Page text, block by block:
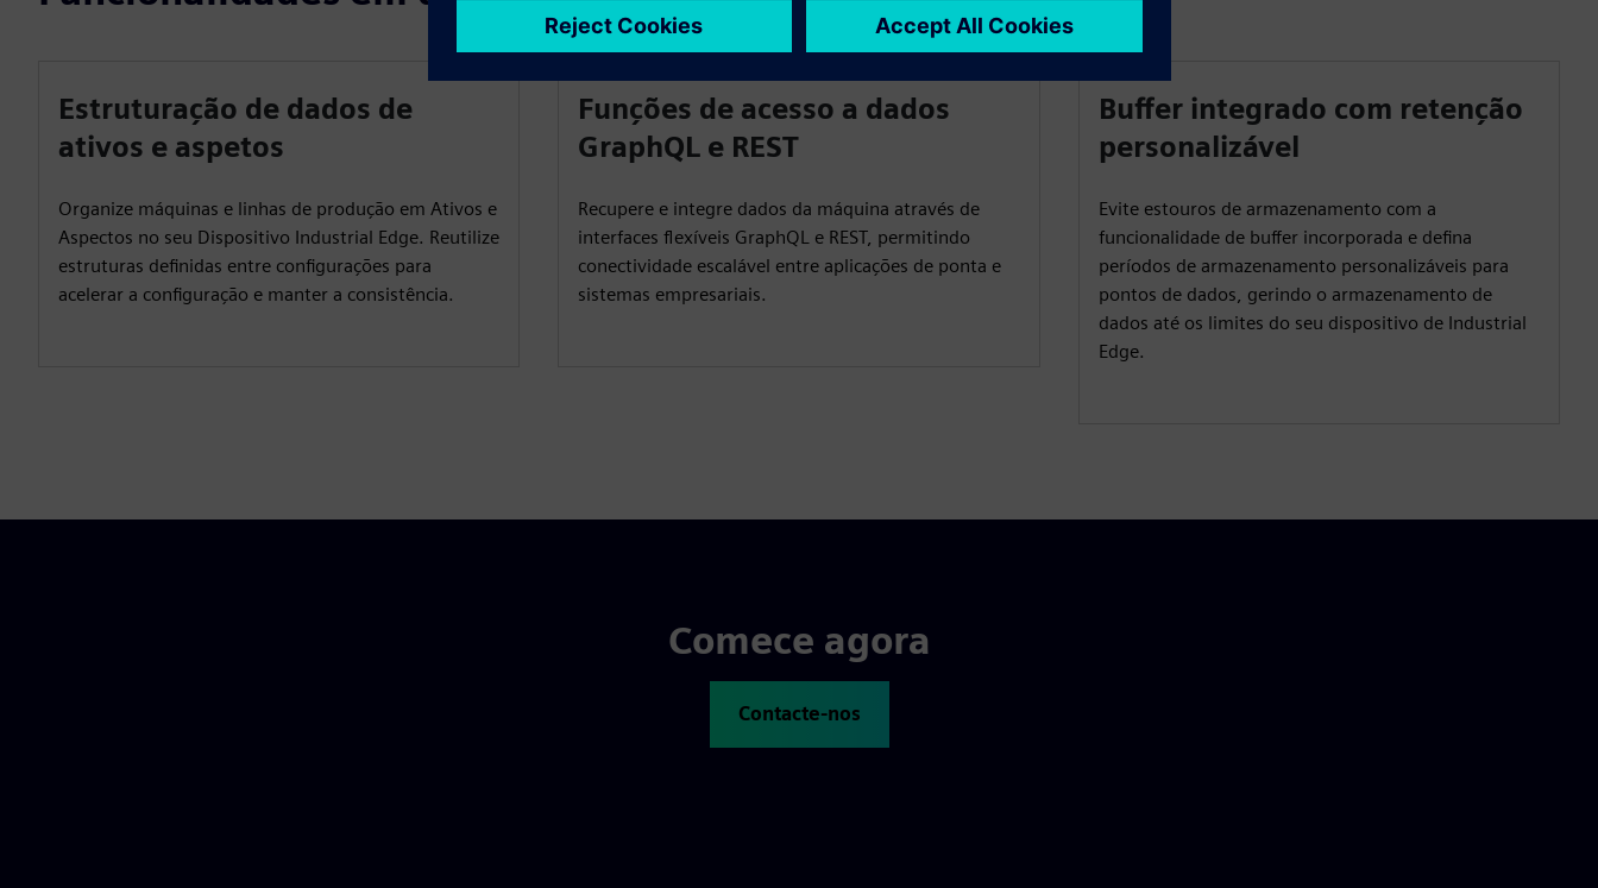
Estruturação de dados de
ativos e aspetos
Organize máquinas e linhas de produção em Ativos e
Aspectos no seu Dispositivo Industrial Edge. Reutilize
estruturas definidas entre configurações para
acelerar a configuração e manter a consistência.
Funções de acesso a dados
GraphQL e REST
Recupere e integre dados da máquina através de
interfaces flexíveis GraphQL e REST, permitindo
conectividade escalável entre aplicações de ponta e
sistemas empresariais.
Buffer integrado com retenção
personalizável
Evite estouros de armazenamento com a
funcionalidade de buffer incorporada e defina
períodos de armazenamento personalizáveis para
pontos de dados, gerindo o armazenamento de
dados até os limites do seu dispositivo de Industrial
Edge.
Comece agora
Contacte-nos